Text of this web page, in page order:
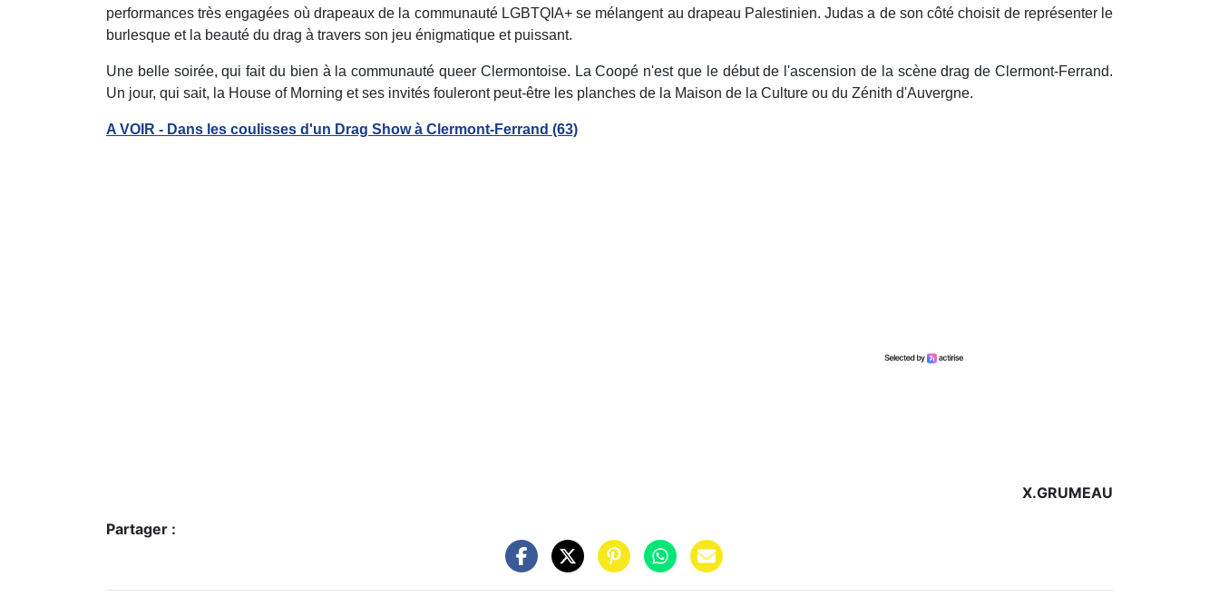
performances très engagées où drapeaux de la communauté LGBTQIA+ se mélangent au drapeau Palestinien. Judas a de son côté choisit de représenter le
burlesque et la beauté du drag à travers son jeu énigmatique et puissant.
Une belle soirée, qui fait du bien à la communauté queer Clermontoise. La Coopé n'est que le début de l'ascension de la scène drag de Clermont-Ferrand.
Un jour, qui sait, la House of Morning et ses invités fouleront peut-être les planches de la Maison de la Culture ou du Zénith d'Auvergne.
A VOIR - Dans les coulisses d'un Drag Show à Clermont-Ferrand (63)
X.GRUMEAU
Partager :